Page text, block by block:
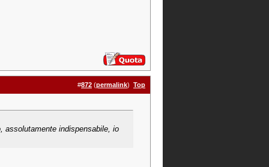
#872 (permalink) Top
assolutamente indispensabile, io